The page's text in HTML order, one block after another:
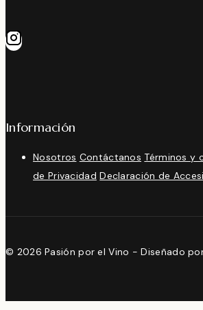
Información
Nosotros Contáctanos Términos y
de Privacidad Declaración de
© 2026 Pasión por el Vino - Diseñado